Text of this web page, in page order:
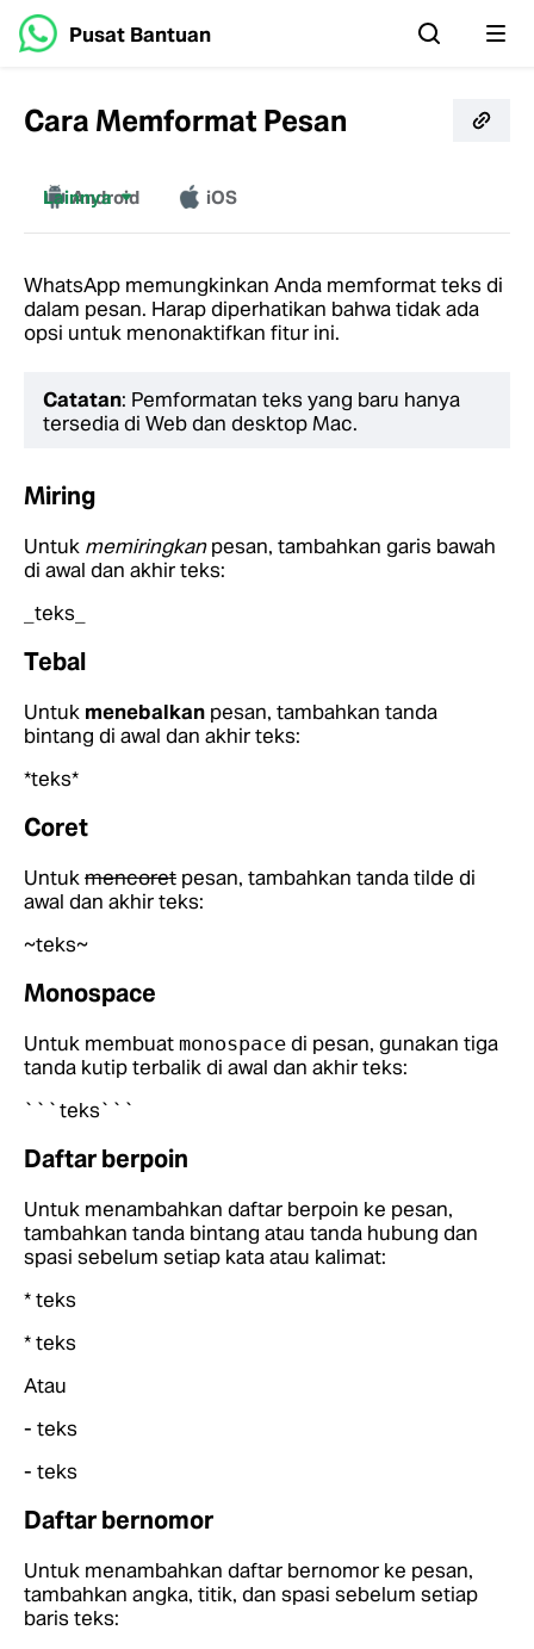
Pusat Bantuan
Cara Memformat Pesan
Android iOS
Lainnya
WhatsApp memungkinkan Anda memformat teks di
dalam pesan. Harap diperhatikan bahwa tidak ada
opsi untuk menonaktifkan fitur ini.
Catatan: Pemformatan teks yang baru hanya
tersedia di Web dan desktop Mac.
Miring
Untuk memiringkanpesan, tambahkan garis bawah
di awal dan akhir teks:
_teks_
Tebal
Untuk menebalkan pesan, tambahkan tanda
bintang di awal dan akhir teks:
*teks*
Coret
Untukmencoret pesan, tambahkan tanda tilde di
awal dan akhir teks:
~teks~
Monospace
Untuk membuat monospace di pesan, gunakan tiga
tanda kutip terbalik di awal dan akhir teks:
```teks```
Daftar berpoin
Untuk menambahkan daftar berpoin ke pesan,
tambahkan tanda bintang atau tanda hubung dan
spasi sebelum setiap kata atau kalimat:
* teks
* teks
Atau
- teks
- teks
Daftar bernomor
Untuk menambahkan daftar bernomor ke pesan,
tambahkan angka, titik, dan spasi sebelum setiap
baris teks: